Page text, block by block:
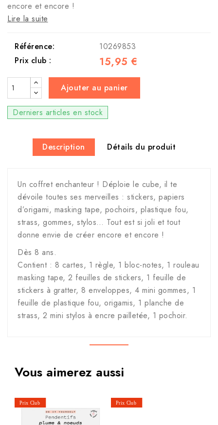
encore et encore !
Lire la suite
Référence:
10269853
Prix club :
15,95 €
Ajouter au panier
Derniers articles en stock
Description Détails du produit
Un coffret enchanteur ! Déploie le cube, il te
dévoile toutes ses merveilles : stickers, papiers
d’origami, masking tape, pochoirs, plastique fou,
strass, gommes, stylos… Tout est si joli et tout
donne envie de créer encore et encore !
Dès 8 ans.
Contient : 8 cartes, 1 règle, 1 bloc-notes, 1 rouleau
masking tape, 2 feuilles de stickers, 1 feuille de
stickers à gratter, 8 enveloppes, 4 mini gommes, 1
feuille de plastique fou, origamis, 1 planche de
strass, 2 mini stylos à encre pailletée, 1 pochoir.
Vous aimerez aussi